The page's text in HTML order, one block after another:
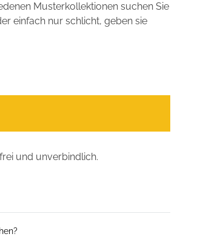
Musterkollektionen suchen Sie
einfach nur schlicht, geben sie
und unverbindlich.